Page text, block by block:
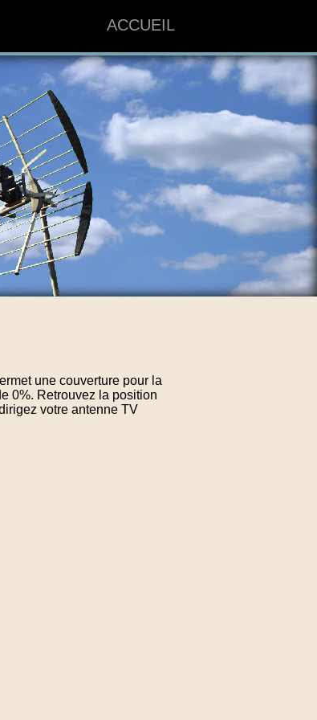
ACCUEIL
une couverture pour la
0%. Retrouvez la position
votre antenne TV